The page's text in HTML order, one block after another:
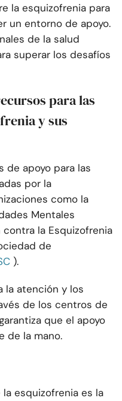
la esquizofrenia para
un entorno de apoyo.
de la salud
superar los desafíos
para las
y sus
de apoyo para las
por la
como la
Mentales
contra la Esquizofrenia
de
).
la atención y los
de los centros de
que el apoyo
de la mano.
esquizofrenia es la